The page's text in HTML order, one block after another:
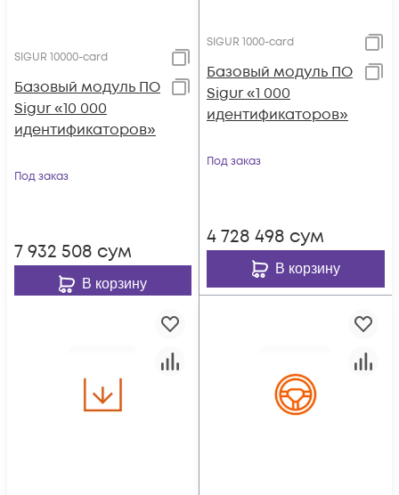
SIGUR 10000-card
Базовый модуль ПО
Sigur «10 000
идентификаторов»
Под заказ
7 932 508 сум
В корзину
SIGUR 1000-card
Базовый модуль ПО
Sigur «1 000
идентификаторов»
Под заказ
4 728 498 сум
В корзину